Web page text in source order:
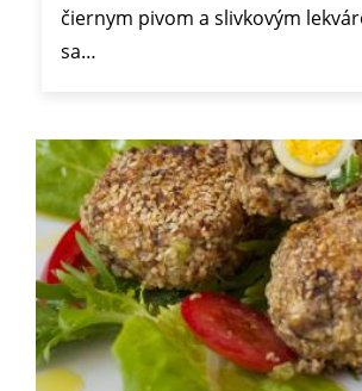
čiernym pivom a slivkovým
sa…